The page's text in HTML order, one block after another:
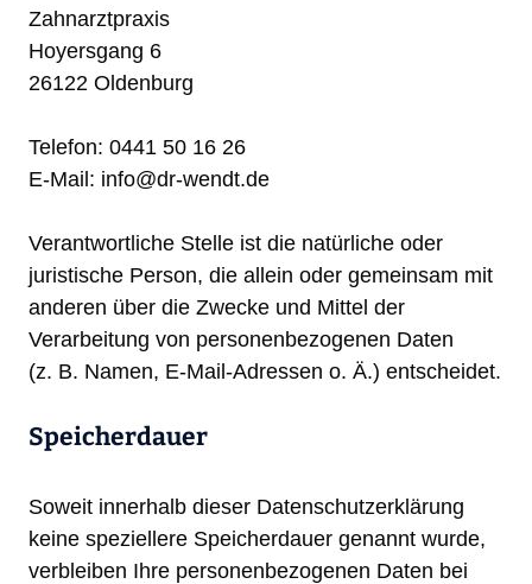
Zahnarztpraxis
Hoyersgang 6
26122 Oldenburg
Telefon: 0441 50 16 26
E-Mail: info@dr-wendt.de
Verantwortliche Stelle ist die natürliche oder
juristische Person, die allein oder gemeinsam mit
anderen über die Zwecke und Mittel der
Verarbeitung von personenbezogenen Daten
(z. B. Namen, E-Mail-Adressen o. Ä.) entscheidet.
Speicherdauer
Soweit innerhalb dieser Datenschutzerklärung
keine speziellere Speicherdauer genannt wurde,
verbleiben Ihre personenbezogenen Daten bei